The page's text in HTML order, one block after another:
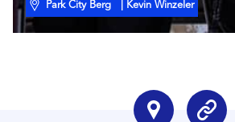
Park City Berg | Kevin Winzeler